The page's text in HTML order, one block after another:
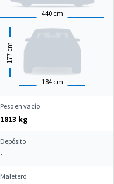
440 cm
184 cm
177
cm
Peso en vacío
1813 kg
Depósito
-
Maletero